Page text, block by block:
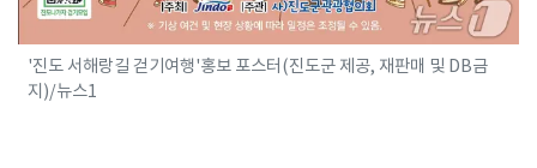
'진도 서해랑길 걷기여행'홍보 포스터(진도군 제공, 재판매 및 DB금
지)/뉴스1